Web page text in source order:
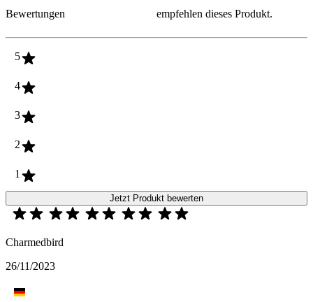
Bewertungen
empfehlen dieses Produkt.
5
4
3
2
1
Jetzt Produkt bewerten
Charmedbird
26/11/2023